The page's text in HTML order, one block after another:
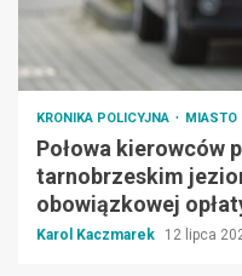
KRONIKA POLICYJNA MIASTO
Połowa kierowców
tarnobrzeskim
obowiązkowej
Karol Kaczmarek 12 lipca